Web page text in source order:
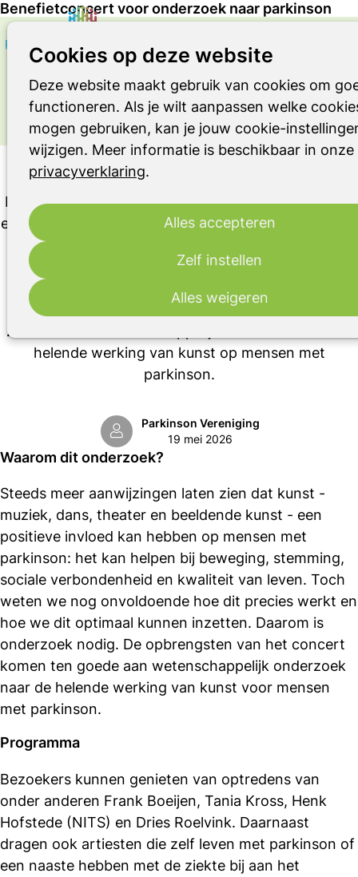
Cookies op deze website
Deze website maakt gebruik van cookies om
functioneren. Als je wilt aanpassen welke
mogen gebruiken, kan je jouw cookie-
wijzigen. Meer informatie is beschikbaar in onze
privacyverklaring.
Alles accepteren
Zelf instellen
Alles weigeren
Benefietconcert voor onderzoek naar parkinson
OVER DE ZIEKTE VAN PARKINSON,
Uitgelicht bericht
Benefietconcert voor onderzoek naar parkinson
Muziek, kunst en wetenschap komen samen tijdens
een bijzonder benefietconcert op dinsdagmiddag 29
september in Concertgebouw De Vereeniging in
Nijmegen. Initiatiefnemer prof. dr. Bas Bloem
organiseert deze middag samen met
Concertgebouw De Vereeniging om geld in te
zamelen voor wetenschappelijk onderzoek naar de
helende werking van kunst op mensen met
parkinson.
Parkinson Vereniging
19 mei 2026
Waarom dit onderzoek?
Steeds meer aanwijzingen laten zien dat kunst -
muziek, dans, theater en beeldende kunst - een
positieve invloed kan hebben op mensen met
parkinson: het kan helpen bij beweging, stemming,
sociale verbondenheid en kwaliteit van leven. Toch
weten we nog onvoldoende hoe dit precies werkt en
hoe we dit optimaal kunnen inzetten. Daarom is
onderzoek nodig. De opbrengsten van het concert
komen ten goede aan wetenschappelijk onderzoek
naar de helende werking van kunst voor mensen
met parkinson.
Programma
Bezoekers kunnen genieten van optredens van
onder anderen Frank Boeijen, Tania Kross, Henk
Hofstede (NITS) en Dries Roelvink. Daarnaast
dragen ook artiesten die zelf leven met parkinson of
een naaste hebben met de ziekte bij aan het